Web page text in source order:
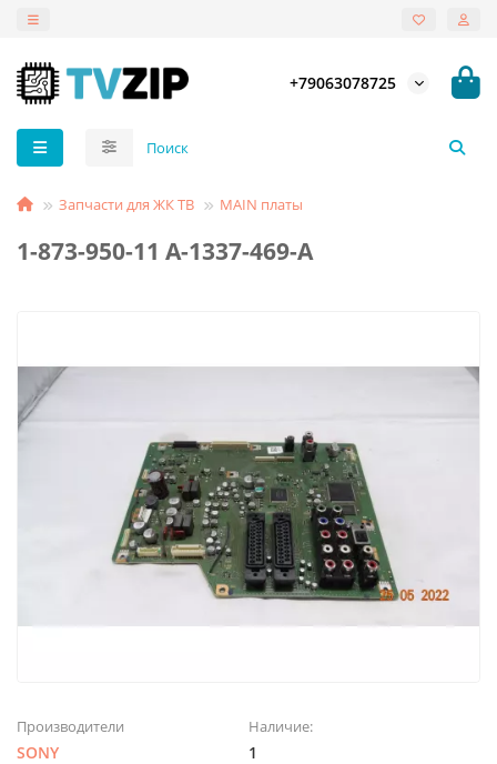
+79063078725
Запчасти для ЖК ТВ MAIN платы
1-873-950-11 A-1337-469-A
Производители
SONY
Наличие:
1